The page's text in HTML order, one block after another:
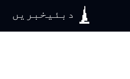
دبئیخبریں